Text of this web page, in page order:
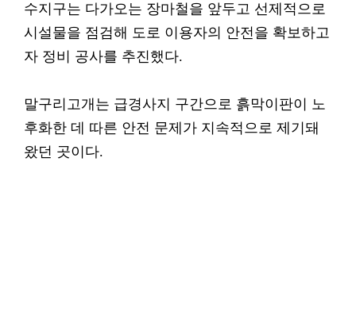
수지구는 다가오는 장마철을 앞두고 선제적으로
시설물을 점검해 도로 이용자의 안전을 확보하고
자 정비 공사를 추진했다.
말구리고개는 급경사지 구간으로 흙막이판이 노
후화한 데 따른 안전 문제가 지속적으로 제기돼
왔던 곳이다.